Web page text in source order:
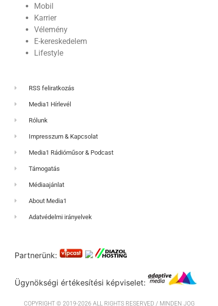
Mobil
Karrier
Vélemény
E-kereskedelem
Lifestyle
RSS feliratkozás
Media1 Hírlevél
Rólunk
Impresszum & Kapcsolat
Media1 Rádióműsor & Podcast
Támogatás
Médiaajánlat
About Media1
Adatvédelmi irányelvek
Partnerünk:
Ügynökségi értékesítési képviselet:
COPYRIGHT © 2019-2026 ALL RIGHTS RESERVED / MINDEN JOG